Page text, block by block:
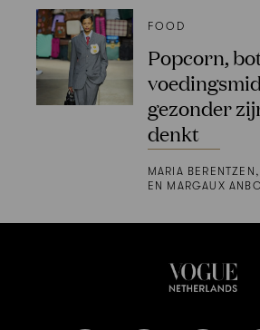
FOOD
Popcorn,
gezonder
denkt
MARIA
EN MARGAUX